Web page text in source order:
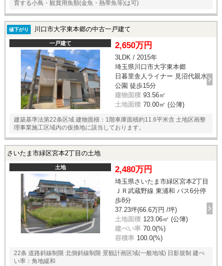
育する小鳥・観賞用魚類(金魚・熱帯魚等)は可)
値下がり 川口市大字東本郷の中古一戸建て
一戸建て 2,650万円
3LDK / 2015年
埼玉県川口市大字東本郷
日暮里舎人ライナー 見沼代親水
公園 徒歩15分
建物面積 93.56㎡
土地面積 70.00㎡ (公簿)
建築基準法第22条区域 建物面積：1階車庫面積約11.6平米含 土地区画整
理事業施工区域内の仮換地に該当しております。
さいたま市緑区宮本2丁目の土地
土地 2,480万円
埼玉県さいたま市緑区宮本2丁目
ＪＲ武蔵野線 東浦和 バス6分停
歩8分
37.23坪(66.6万円 /坪)
土地面積 123.06㎡ (公簿)
建ぺい率 70.0(%)
容積率 100.0(%)
22条 道路斜線制限 北側斜線制限 景観計画区域(一般地域) 日影規制 建ぺ
い率：角地緩和